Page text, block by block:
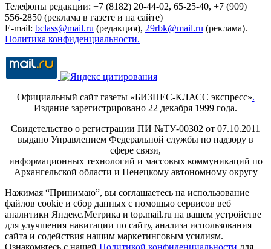
Телефоны редакции: +7 (8182) 20-44-02, 65-25-40, +7 (909)
556-2850 (реклама в газете и на сайте)
E-mail: bclass@mail.ru (редакция), 29rbk@mail.ru (реклама).
Политика конфиденциальности.
Официальный сайт газеты «БИЗНЕС-КЛАСС экспресс».
Издание зарегистрировано 22 декабря 1999 года.
Свидетельство о регистрации ПИ №ТУ-00302 от 07.10.2011
выдано Управлением Федеральной службы по надзору в
сфере связи,
информационных технологий и массовых коммуникаций по
Архангельской области и Ненецкому автономному округу
Нажимая “Принимаю”, вы соглашаетесь на использование
файлов cookie и сбор данных с помощью сервисов веб
аналитики Яндекс.Метрика и top.mail.ru на вашем устройстве
для улучшения навигации по сайту, анализа использования
сайта и содействия нашим маркетинговым усилиям.
Ознакомьтесь с нашей Политикой конфиденциальности для